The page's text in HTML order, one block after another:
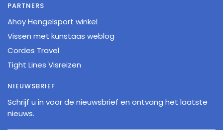
PARTNERS
Ahoy Hengelsport winkel
Vissen met kunstaas weblog
Cordes Travel
Tight Lines Visreizen
NIEUWSBRIEF
Schrijf u in voor de nieuwsbrief en ontvang het laatste
nieuws.